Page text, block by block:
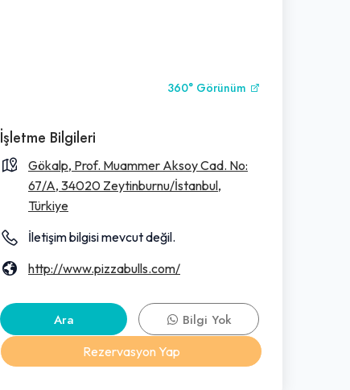
360° Görünüm
İşletme Bilgileri
Gökalp, Prof. Muammer Aksoy Cad. No:
67/A, 34020 Zeytinburnu/İstanbul,
Türkiye
İletişim bilgisi mevcut değil.
http://www.pizzabulls.com/
Ara
Bilgi Yok
Rezervasyon Yap